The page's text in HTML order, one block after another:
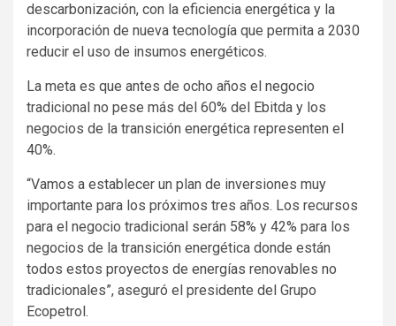
descarbonización, con la eficiencia energética y la
incorporación de nueva tecnología que permita a 2030
reducir el uso de insumos energéticos.
La meta es que antes de ocho años el negocio
tradicional no pese más del 60% del Ebitda y los
negocios de la transición energética representen el
40%.
“Vamos a establecer un plan de inversiones muy
importante para los próximos tres años. Los recursos
para el negocio tradicional serán 58% y 42% para los
negocios de la transición energética donde están
todos estos proyectos de energías renovables no
tradicionales”, aseguró el presidente del Grupo
Ecopetrol.